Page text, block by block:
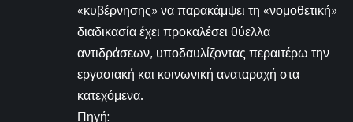
«κυβέρνησης» να παρακάμψει τη «νομοθετική»
διαδικασία έχει προκαλέσει θύελλα
αντιδράσεων, υποδαυλίζοντας περαιτέρω την
εργασιακή και κοινωνική αναταραχή στα
κατεχόμενα.
Πηγή: